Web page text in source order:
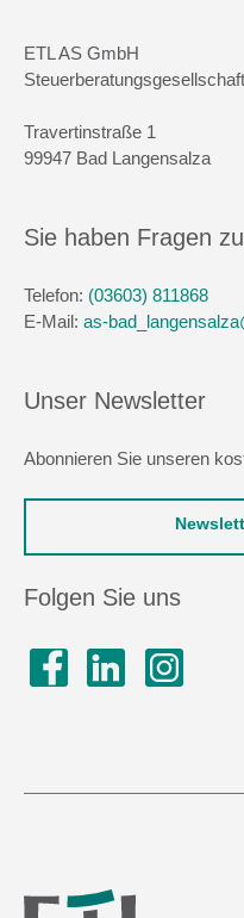
ETL AS GmbH
Travertinstraße 1
99947 Bad Langensalza
Sie haben Fragen
Telefon: (03603) 811868
E-Mail: as-
Unser Newsletter
Abonnieren Sie unseren
Folgen Sie uns